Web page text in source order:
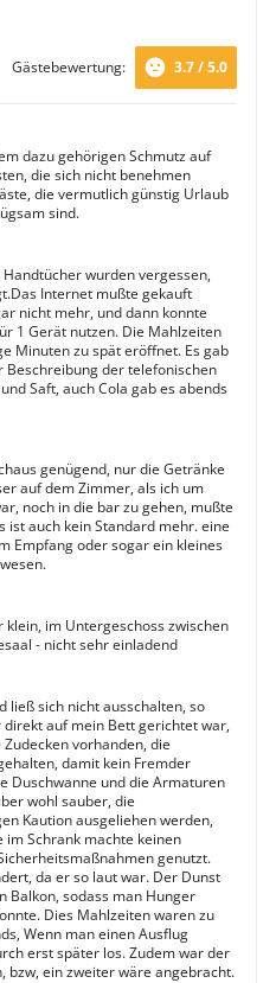
Gästebewertung: 3.7 / 5.0
dazu gehörigen Schmutz auf
die sich nicht benehmen
die vermutlich günstig Urlaub
sind.
wurden vergessen,
Internet mußte gekauft
nicht mehr, und dann konnte
1 Gerät nutzen. Die Mahlzeiten
Minuten zu spät eröffnet. Es gab
Beschreibung der telefonischen
Saft, auch Cola gab es abends
genügend, nur die Getränke
auf dem Zimmer, als ich um
noch in die bar zu gehen, mußte
ist auch kein Standard mehr. eine
Empfang oder sogar ein kleines
klein, im Untergeschoss zwischen
- nicht sehr einladend
ließ sich nicht ausschalten, so
auf mein Bett gerichtet war,
vorhanden, die
damit kein Fremder
Duschwanne und die Armaturen
wohl sauber, die
Kaution ausgeliehen werden,
Schrank machte keinen
genutzt.
da er so laut war. Der Dunst
Balkon, sodass man Hunger
Dies Mahlzeiten waren zu
Wenn man einen Ausflug
erst später los. Zudem war der
bzw, ein zweiter wäre angebracht.